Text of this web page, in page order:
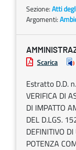
Sezione:Atti
Argomenti:
Scarica
Estratto D.D.
VERIFICA DI
DI IMPATTO
DEL D.LGS.
DEFINITIVO
POTENZA